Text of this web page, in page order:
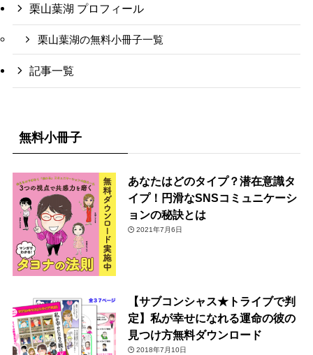
栗山葉湖 プロフィール
栗山葉湖の無料小冊子一覧
記事一覧
無料小冊子
あなたはどのタイプ？潜在意識タ
イプ！円滑なSNSコミュニケーシ
ョンの秘訣とは
2021年7月6日
【サブコンシャス★トライブで判
定】私が幸せになれる運命の彼の
見つけ方無料ダウンロード
2018年7月10日